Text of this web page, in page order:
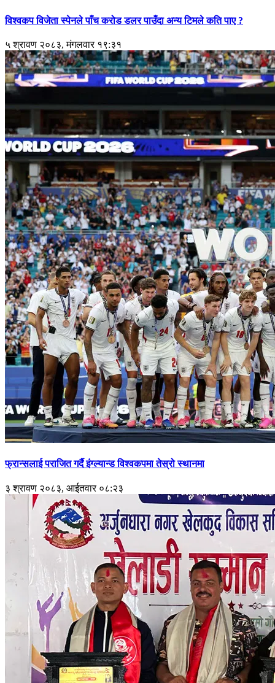
विश्वकप विजेता स्पेनले पाँच करोड डलर पाउँदा अन्य टिमले कति पाए ?
५ श्रावण २०८३, मंगलवार १९:३१
फ्रान्सलाई पराजित गर्दै इंग्ल्यान्ड विश्वकपमा तेस्रो स्थानमा
३ श्रावण २०८३, आईतवार ०८:२३